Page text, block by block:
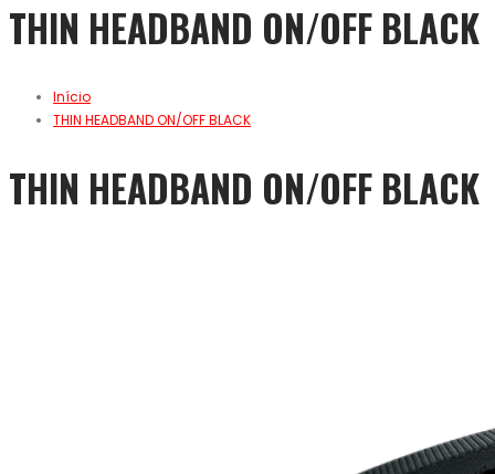
THIN HEADBAND ON/OFF BLACK
Início
THIN HEADBAND ON/OFF BLACK
THIN HEADBAND ON/OFF BLACK